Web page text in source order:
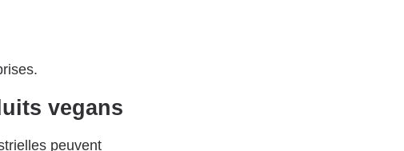
vegans
peuvent